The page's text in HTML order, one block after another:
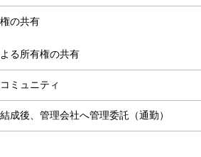
の共有
る所有権の共有
ミュニティ
成後、管理会社へ管理委託（通勤）